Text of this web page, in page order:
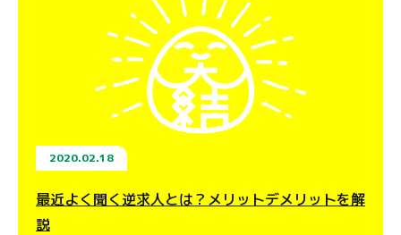
2020.02.18
最近よく聞く逆求人とは？メリットデメリットを解
説